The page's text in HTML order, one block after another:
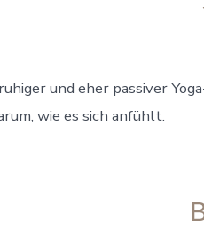
und eher passiver
wie es sich anfühlt.